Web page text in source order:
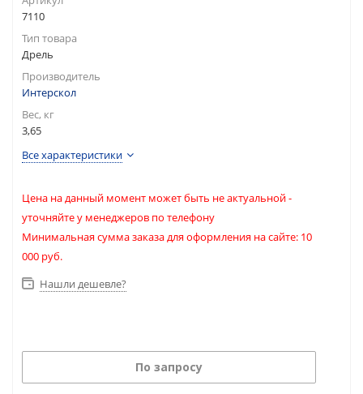
7110
Тип товара
Дрель
Производитель
Интерскол
Вес, кг
3,65
Все характеристики
Цена на данный момент может быть не актуальной -
уточняйте у менеджеров по телефону
Минимальная сумма заказа для оформления на сайте: 10
000 руб.
Нашли дешевле?
По запросу